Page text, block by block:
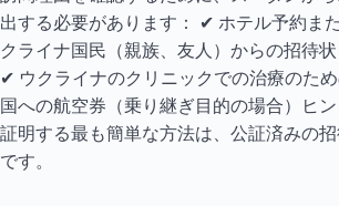
出する必要があります： ✔ ホテル予約ま
クライナ国民（親族、友人）からの招待
✔ ウクライナのクリニックでの治療のた
国への航空券（乗り継ぎ目的の場合）ヒ
証明する最も簡単な方法は、公証済みの
です。